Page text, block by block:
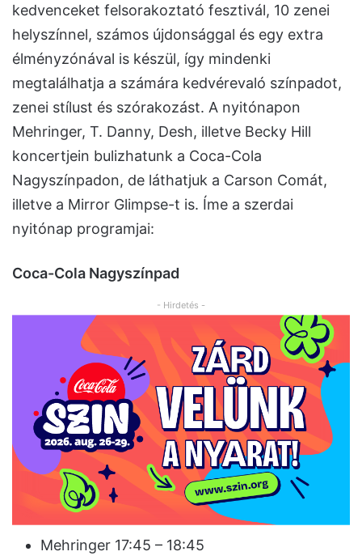
kedvenceket felsorakoztató fesztivál, 10 zenei
helyszínnel, számos újdonsággal és egy extra
élményzónával is készül, így mindenki
megtalálhatja a számára kedvérevaló színpadot,
zenei stílust és szórakozást. A nyitónapon
Mehringer, T. Danny, Desh, illetve Becky Hill
koncertjein bulizhatunk a Coca-Cola
Nagyszínpadon, de láthatjuk a Carson Comát,
illetve a Mirror Glimpse-t is. Íme a szerdai
nyitónap programjai:
Coca-Cola Nagyszínpad
- Hirdetés -
Mehringer 17:45 – 18:45